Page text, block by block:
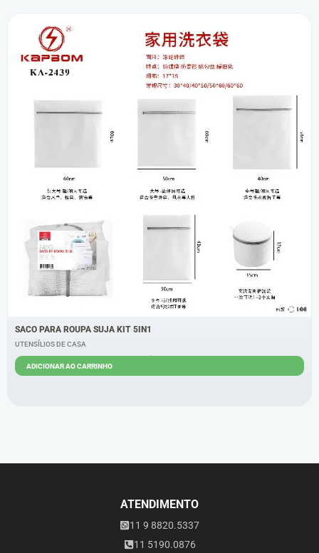
SACO PARA ROUPA SUJA KIT 5IN1
UTENSÍLIOS DE CASA
ADICIONAR AO CARRINHO
ATENDIMENTO
11 9 8820.5337
11 5190.0876